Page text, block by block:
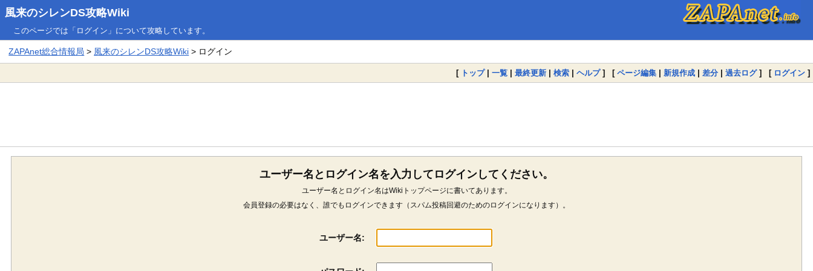
風来のシレンDS攻略Wiki
このページでは「ログイン」について攻略しています。
ZAPAnet総合情報局 > 風来のシレンDS攻略Wiki > ログイン
[ トップ| 一覧 | 最終更新 | 検索 | ヘルプ] [ ページ編集 | 新規作成 | 差分 | 過去ログ] [ ログイン ]
ユーザー名とログイン名を入力してログインしてください。
ユーザー名とログイン名はWikiトップページに書いてあります。
会員登録の必要はなく、誰でもログインできます（スパム投稿回避のためのログインになります）。
ユーザー名: